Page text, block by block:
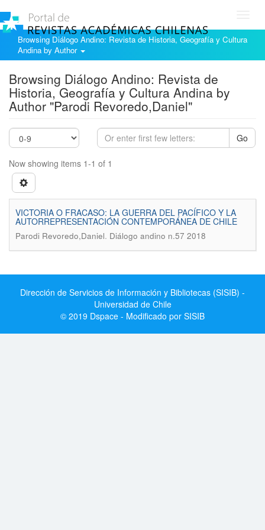
Browsing Diálogo Andino: Revista de Historia, Geografía y Cultura
Andina by Author
Browsing Diálogo Andino: Revista de
Historia, Geografía y Cultura Andina by
Author "Parodi Revoredo,Daniel"
Go
Now showing items 1-1 of 1
VICTORIA O FRACASO: LA GUERRA DEL PACÍFICO Y LA
AUTORREPRESENTACIÓN CONTEMPORÁNEA DE CHILE
Parodi Revoredo,Daniel. Diálogo andino n.57 2018
Dirección de Servicios de Información y Bibliotecas (SISIB) -
Universidad de Chile
© 2019 Dspace - Modificado por SISIB